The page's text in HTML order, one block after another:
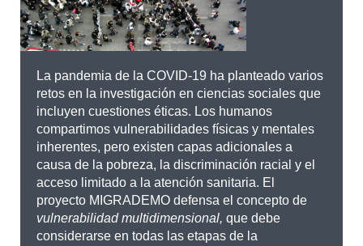
La pandemia de la COVID-19 ha planteado varios
retos en la investigación en ciencias sociales que
incluyen cuestiones éticas. Los humanos
compartimos vulnerabilidades físicas y mentales
inherentes, pero existen capas adicionales a
causa de la pobreza, la discriminación racial y el
acceso limitado a la atención sanitaria. El
proyecto MIGRADEMO defensa el concepto de
vulnerabilidad multidimensional, que debe
considerarse en todas las etapas de la